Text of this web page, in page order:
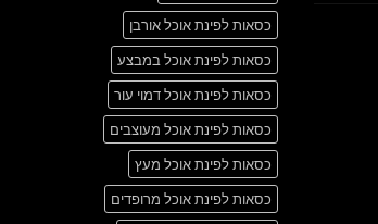
כסאות לפינת אוכל אורבן
כסאות לפינת אוכל במבצע
כסאות לפינת אוכל דמוי עור
כסאות לפינת אוכל מעוצבים
כסאות לפינת אוכל מעץ
כסאות לפינת אוכל מרופדים